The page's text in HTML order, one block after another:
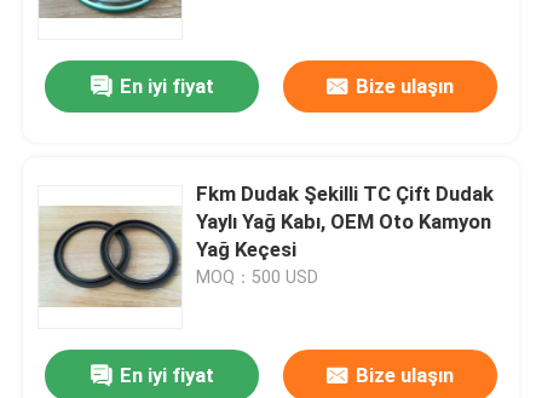
Ürün:% s
Hakkımızda
Fabrika turu
En iyi fiyat Bize ulaşın
Fkm Dudak Şekilli TC Çift Dudak
Yaylı Yağ Kabı, OEM Oto Kamyon
Yağ Keçesi
MOQ：500 USD
En iyi fiyat Bize ulaşın